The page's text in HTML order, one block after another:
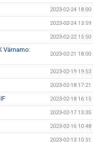
2023-02-24 18:00
2023-02-24 13:59
2023-02-22 15:50
Värnamo:
2023-02-21 18:00
2023-02-19 19:53
2023-02-18 17:21
2023-02-18 16:15
2023-02-17 13:35
2023-02-16 10:48
2023-02-13 10:51